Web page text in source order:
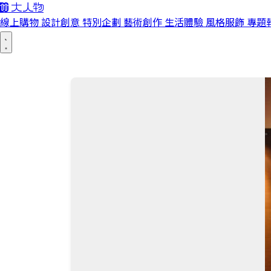
線上購物 設計創意 特別企劃 藝術創作 生活體驗 風格服飾 專題